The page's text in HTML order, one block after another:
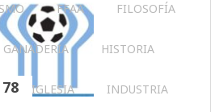
FFAA FILOSOFÍA
GANADERIA HISTORIA
IGLESIA INDUSTRIA